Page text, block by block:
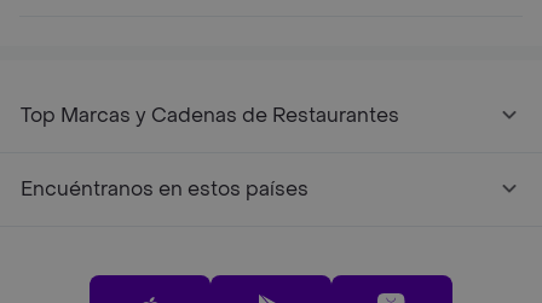
Top Marcas y Cadenas de Restaurantes
Encuéntranos en estos países